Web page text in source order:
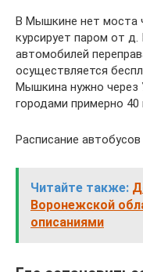
В Мышкине нет моста
курсирует паром от
автомобилей
осуществляется
Мышкина нужно через
городами примерно 40
Расписание
Читайте также:
Воронежской
описаниями